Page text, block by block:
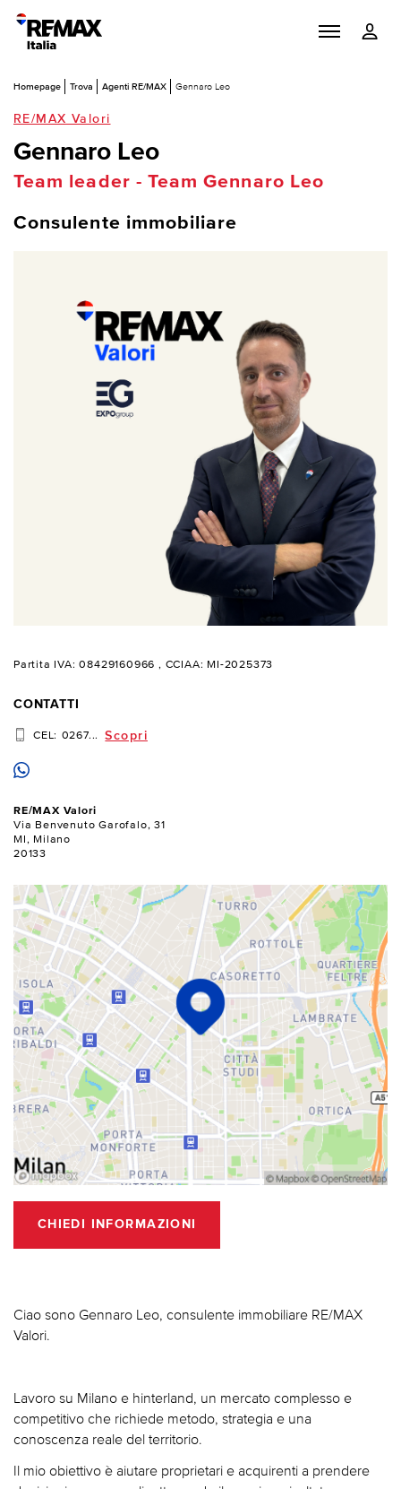
Homepage Trova Agenti RE/MAX Gennaro Leo
RE/MAX Valori
Gennaro Leo
Team leader - Team Gennaro Leo
Consulente immobiliare
Partita IVA: 08429160966 , CCIAA: MI-2025373
CONTATTI
CEL: 0267... Scopri
RE/MAX Valori
Via Benvenuto Garofalo, 31
MI, Milano
20133
CHIEDI INFORMAZIONI
Ciao sono Gennaro Leo, consulente immobiliare RE/MAX
Valori.
Lavoro su Milano e hinterland, un mercato complesso e
competitivo che richiede metodo, strategia e una
conoscenza reale del territorio.
Il mio obiettivo è aiutare proprietari e acquirenti a prendere